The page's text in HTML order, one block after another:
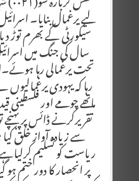
لیے یرغمال بنایا۔
سیکورٹی کے بھرم توڑ
سال کی جنگ میں
تحت یرغمالی رہا
رہا کہ یہودی
ماتھے چومے اور
ریاست کو تسلیم
پر انحصار کا دور ختم